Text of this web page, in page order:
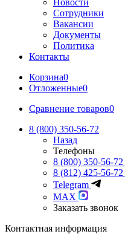
Новости
Сотрудники
Вакансии
Документы
Политика
Контакты
Корзина0
Отложенные0
Сравнение товаров0
8 (800) 350-56-72
Назад
Телефоны
8 (800) 350-56-72
8 (812) 425-56-72
Telegram
MAX
Заказать звонок
Контактная информация